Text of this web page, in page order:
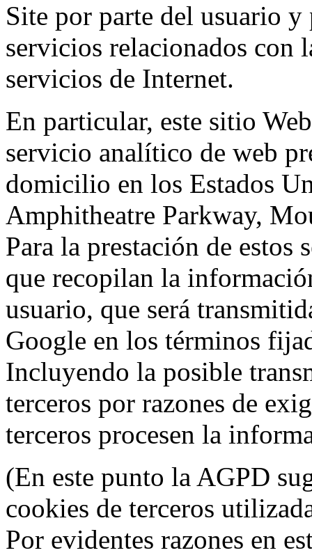
Site por parte del usuario
servicios relacionados con
servicios de Internet.
En particular, este sitio
servicio analítico de web
domicilio en los Estados
Amphitheatre Parkway,
Para la prestación de
que recopilan la
usuario, que será
Google en los términos
Incluyendo la posible
terceros por razones de
terceros procesen la
(En este punto la AGPD
cookies de terceros
Por evidentes razones en